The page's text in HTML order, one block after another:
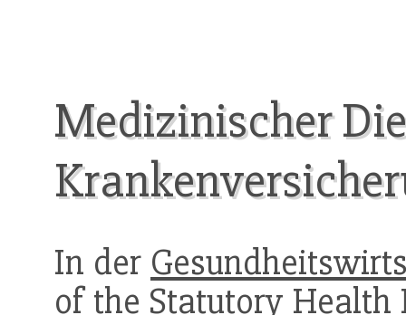
Medizinischer
In der
of the Statutory Health